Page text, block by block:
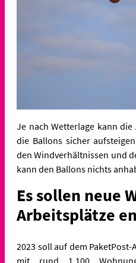
Je nach Wetterlage kann
die Ballons sicher
den Windverhältnissen und
kann den Ballons nichts
Es sollen neue
Arbeitsplätze
2023 soll auf dem
mit rund 1.100